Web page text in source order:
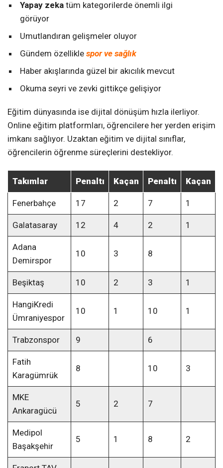
Yapay zeka tüm kategorilerde önemli ilgi
görüyor
Umutlandıran gelişmeler oluyor
Gündem özellikle spor ve sağlık
Haber akışlarında güzel bir akıcılık mevcut
Okuma seyri ve zevki gittikçe gelişiyor
Eğitim dünyasında ise dijital dönüşüm hızla ilerliyor.
Online eğitim platformları, öğrencilere her yerden erişim
imkanı sağlıyor. Uzaktan eğitim ve dijital sınıflar,
öğrencilerin öğrenme süreçlerini destekliyor.
Takımlar Penaltı Kaçan Penaltı Kaçan
Fenerbahçe 17 2 7 1
Galatasaray 12 4 2 1
Adana
Demirspor
10 3 8
Beşiktaş 10 2 3 1
HangiKredi
Ümraniyespor
10 1 10 1
Trabzonspor 9 6
Fatih
Karagümrük
8 10 3
MKE
Ankaragücü
5 2 7
Medipol
Başakşehir
5 1 8 2